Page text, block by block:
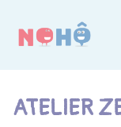
ATELIER